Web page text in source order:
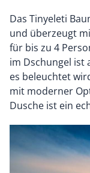
Das Tinyeleti
und überzeugt
für bis zu 4
im Dschungel ist
es beleuchtet
mit moderner
Dusche ist ein